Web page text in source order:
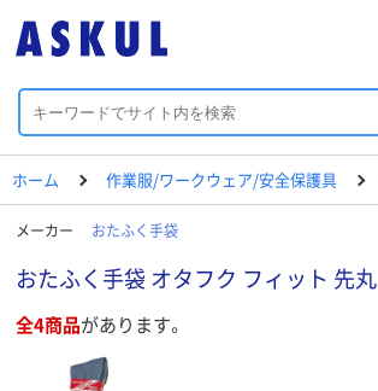
ホーム 作業服/ワークウェア/安全保護具
メーカー おたふく手袋
おたふく手袋 オタフク フィット 先丸
全4商品があります。